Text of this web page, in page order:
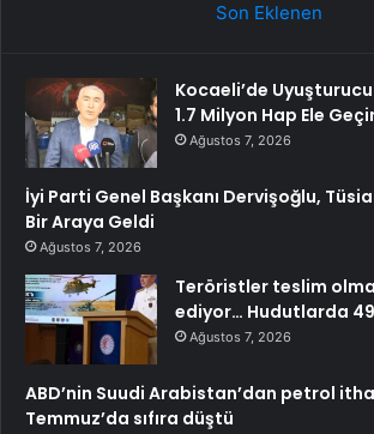
Son Eklenen
Kocaeli’de
1.7 Milyon Hap Ele
Ağustos 7, 2026
İyi Parti Genel Başkanı Dervişoğlu,
Bir Araya Geldi
Ağustos 7, 2026
Teröristler teslim
ediyor… Hudutlarda
Ağustos 7, 2026
ABD’nin Suudi Arabistan’dan petrol
Temmuz’da sıfıra düştü